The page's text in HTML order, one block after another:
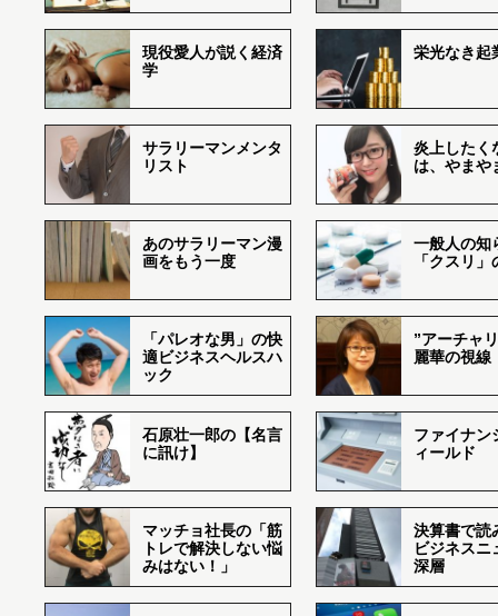
現役愛人が説く経済
学
栄光なき起
サラリーマンメンタ
リスト
炎上したく
は、やまや
あのサラリーマン漫
画をもう一度
一般人の知
「クスリ
「パレオな男」の快
適ビジネスヘルスハ
ック
”アーチャ
麗華の視線
石原壮一郎の【名言
に訊け】
ファイナン
ィールド
マッチョ社長の「筋
トレで解決しない悩
みはない！」
決算書で読
ビジネスニ
深層